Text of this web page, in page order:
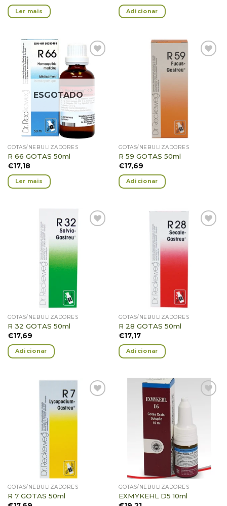
Ler mais Adicionar
Adicionar
Favoritos
ESGOTADO
GOTAS/NEBULIZADORES
R 66 GOTAS 50ml
€17,18
Ler mais
GOTAS/NEBULIZADORES
R 59 GOTAS 50ml
€17,69
Adicionar
Favoritos
GOTAS/NEBULIZADORES
R 32 GOTAS 50ml
€17,69
Adicionar
Favoritos
GOTAS/NEBULIZADORES
R 28 GOTAS 50ml
€17,17
Adicionar
Adicionar
Favoritos
GOTAS/NEBULIZADORES
R 7 GOTAS 50ml
GOTAS/NEBULIZADORES
EXMYKEHL D5 10ml